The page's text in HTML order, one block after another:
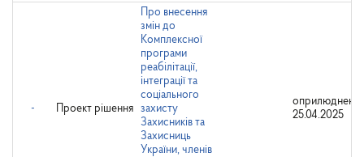
- Проект рішення
Про внесення
змін до
Комплексної
програми
реабілітації,
інтеграції та
соціального
захисту
Захисників та
Захисниць
України, членів
оприлюднено:
25.04.2025